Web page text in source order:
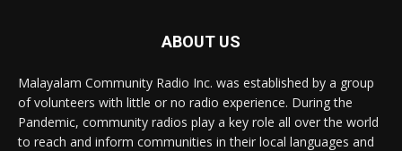
ABOUT US
Malayalam Community Radio Inc. was established by a group
of volunteers with little or no radio experience. During the
Pandemic, community radios play a key role all over the world
to reach and inform communities in their local languages and